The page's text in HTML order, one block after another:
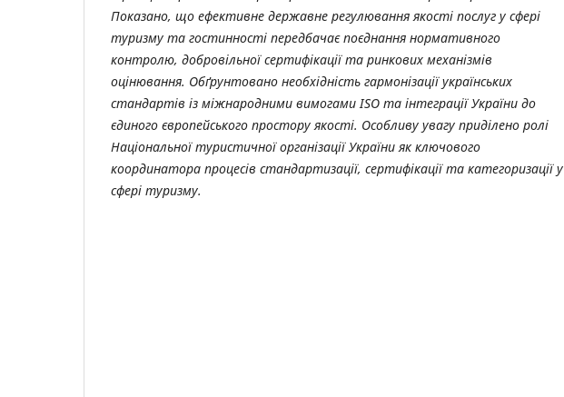
Показано, що ефективне державне регулювання якості послуг у сфері
туризму та гостинності передбачає поєднання нормативного
контролю, добровільної сертифікації та ринкових механізмів
оцінювання. Обґрунтовано необхідність гармонізації українських
стандартів із міжнародними вимогами ISO та інтеграції України до
єдиного європейського простору якості. Особливу увагу приділено ролі
Національної туристичної організації України як ключового
координатора процесів стандартизації, сертифікації та категоризації у
сфері туризму.